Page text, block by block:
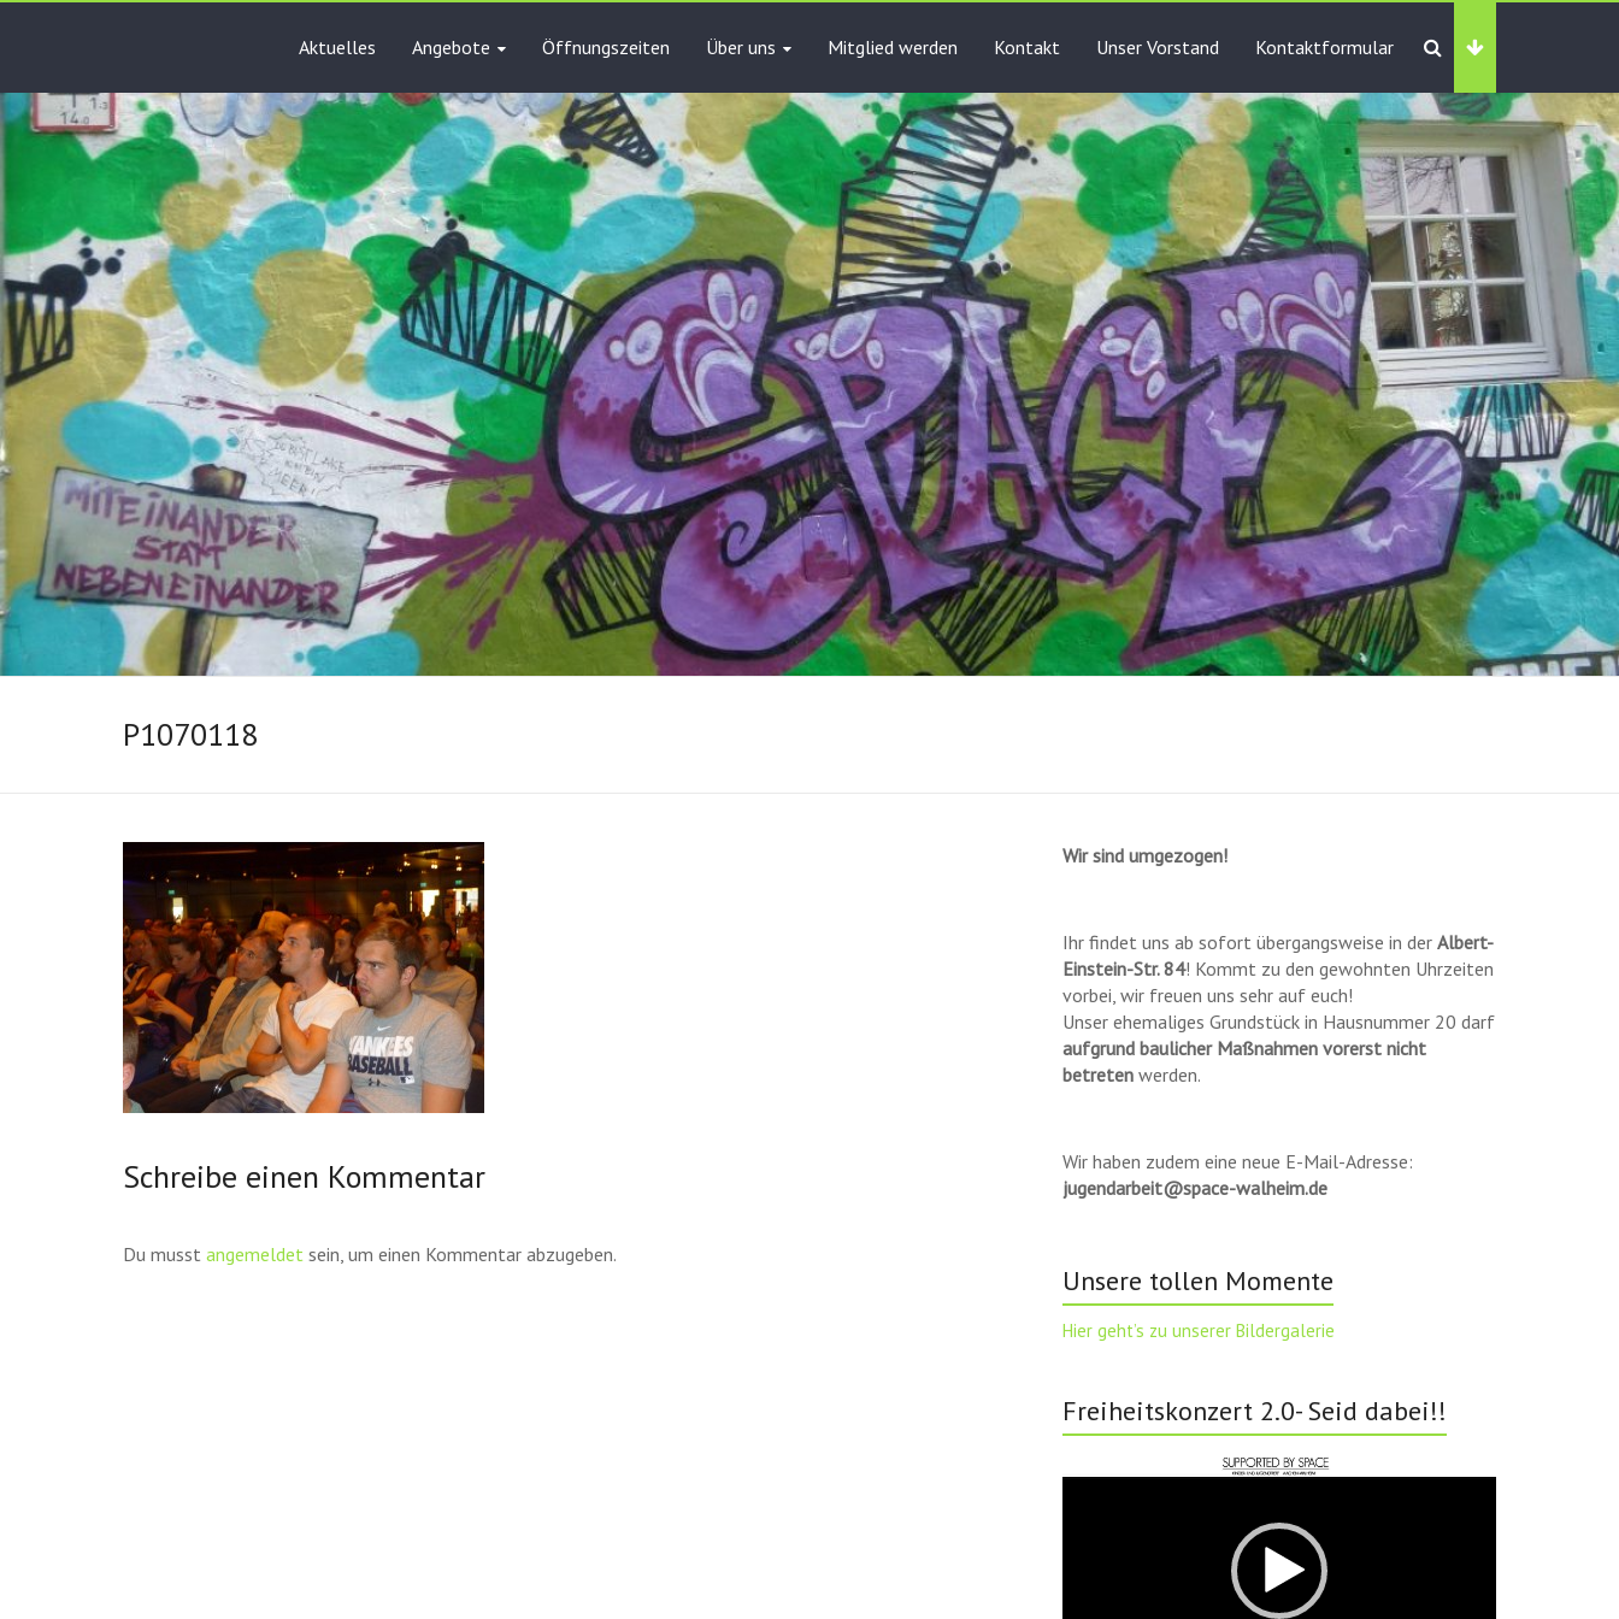
Aktuelles Angebote Öffnungszeiten Über uns Mitglied werden Kontakt Unser Vorstand Kontaktformular
P1070118
Schreibe einen Kommentar
Du musst angemeldet sein, um einen Kommentar abzugeben.
Wir sind umgezogen!
Ihr findet uns ab sofort übergangsweise in derAlbert-
Einstein-Str. 84! Kommt zu den gewohnten Uhrzeiten
vorbei, wir freuen uns sehr auf euch!
Unser ehemaliges Grundstück in Hausnummer 20 darf
aufgrund baulicher Maßnahmen vorerst nicht
betreten werden.
Wir haben zudem eine neue E-Mail-Adresse:
jugendarbeit@space-walheim.de
Unsere tollen Momente
Hier geht’s zu unserer Bildergalerie
Freiheitskonzert 2.0- Seid dabei!!
Player